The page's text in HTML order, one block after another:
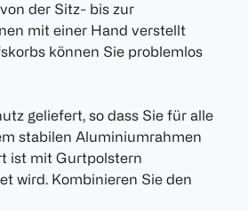
der Sitz- bis zur
mit einer Hand verstellt
können Sie problemlos
geliefert, so dass Sie für alle
stabilen Aluminiumrahmen
ist mit Gurtpolstern
wird. Kombinieren Sie den